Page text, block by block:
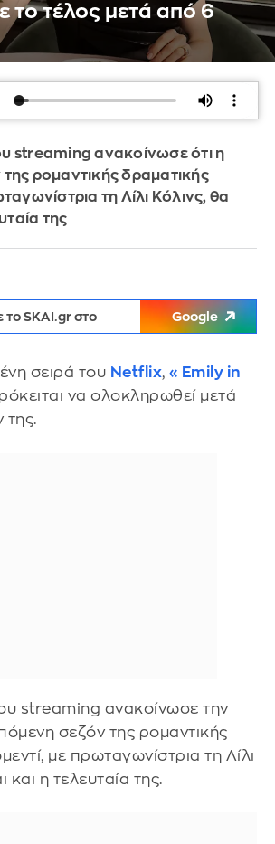
το τέλος μετά από 6
streaming ανακοίνωσε ότι η
ρομαντικής δραματικής
τη Λίλι Κόλινς, θα
της
το SKAI.gr στο Google
σειρά του Netflix, «Emily in
να ολοκληρωθεί μετά
της.
streaming ανακοίνωσε την
σεζόν της ρομαντικής
με πρωταγωνίστρια τη Λίλι
και η τελευταία της.